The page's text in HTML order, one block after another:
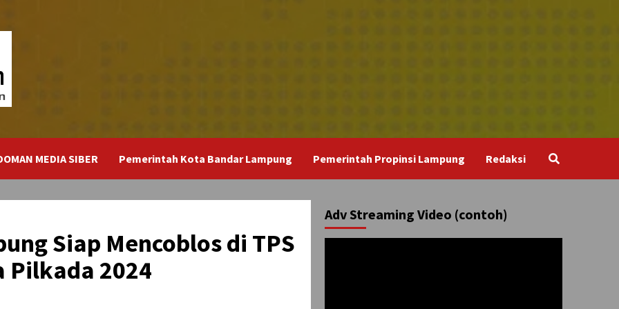
MEDIA SIBER Pemerintah Kota Bandar Lampung Pemerintah Propinsi Lampung Redaksi
Siap Mencoblos di TPS
Pilkada 2024
Adv Streaming Video (contoh)